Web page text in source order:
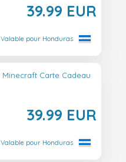
39.99 EUR
Valable pour Honduras
Minecraft Carte Cadeau
39.99 EUR
Valable pour Honduras